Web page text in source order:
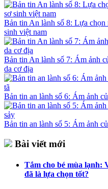
Bản tin An lành số 8: Lựa chọn
sinh việt nam
Bản tin An lành số 7: Ám ảnh
da cơ địa
Bản tin an lành số 6: Ám ảnh
Bản tin an lành số 5: Ám ảnh
Bài viết mới
Tắm cho bé mùa lạnh:
đã là lựa chọn tốt?